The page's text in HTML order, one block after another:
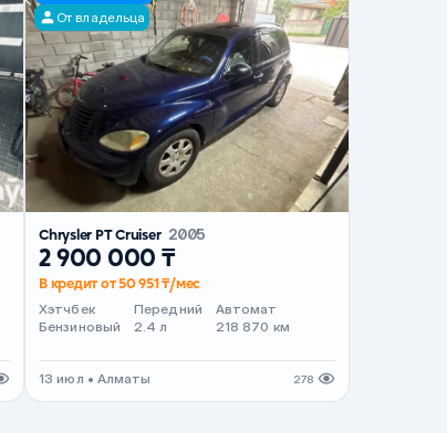
От владельца
Chrysler PT Cruiser 2005
2 900 000 ₸
В кредит от 50 951 ₸/мес
Хэтчбек
Бензиновый
Передний
2.4 л
Автомат
218 870 км
13 июл • Алматы 278